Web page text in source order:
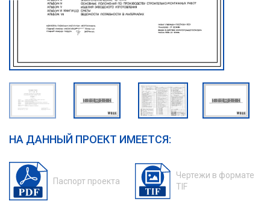
НА ДАННЫЙ ПРОЕКТ ИМЕЕТСЯ:
Паспорт проекта
Чертежи в формате
TIF